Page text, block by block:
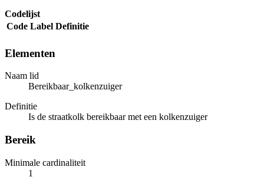
Codelijst
Code Label Definitie
Elementen
Naam lid
Bereikbaar_kolkenzuiger
Definitie
Is de straatkolk bereikbaar met een kolkenzuiger
Bereik
Minimale cardinaliteit
1